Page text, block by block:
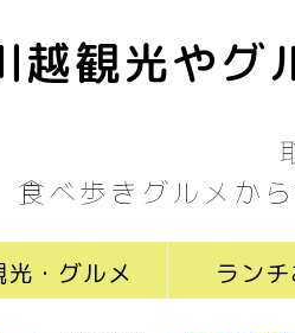
越観光やグ
食べ歩きグルメか
光・グルメ ラン